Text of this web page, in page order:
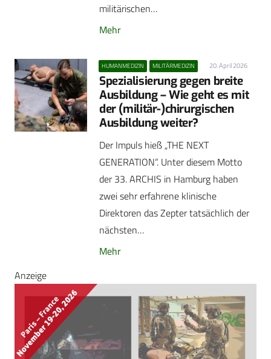
militärischen…
Mehr
HUMANMEDIZIN MILITÄRMEDIZIN 20. April 2026
Spezialisierung gegen breite
Ausbildung – Wie geht es mit
der (militär-)chirurgischen
Ausbildung weiter?
Der Impuls hieß „THE NEXT
GENERATION“. Unter diesem Motto
der 33. ARCHIS in Hamburg haben
zwei sehr erfahrene klinische
Direktoren das Zepter tatsächlich der
nächsten…
Mehr
Anzeige